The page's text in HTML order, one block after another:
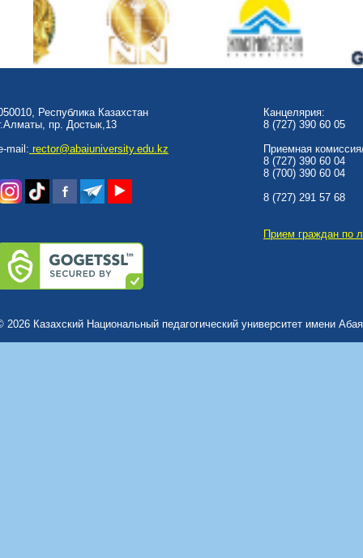
Республика Казахстан
пр. Достык,13
mail: rector@abaiuniversity.edu.kz
Канцелярия:
8 (727) 390 60 05
Приемная
8 (727) 390 60 04
8 (700) 390 60 04
8 (727) 291 57 68
Прием граждан по
2026 Казахский Национальный педагогический университет имени Абая